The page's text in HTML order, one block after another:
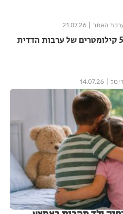
האתר 21.07.26
הדדית
טל 14.07.26